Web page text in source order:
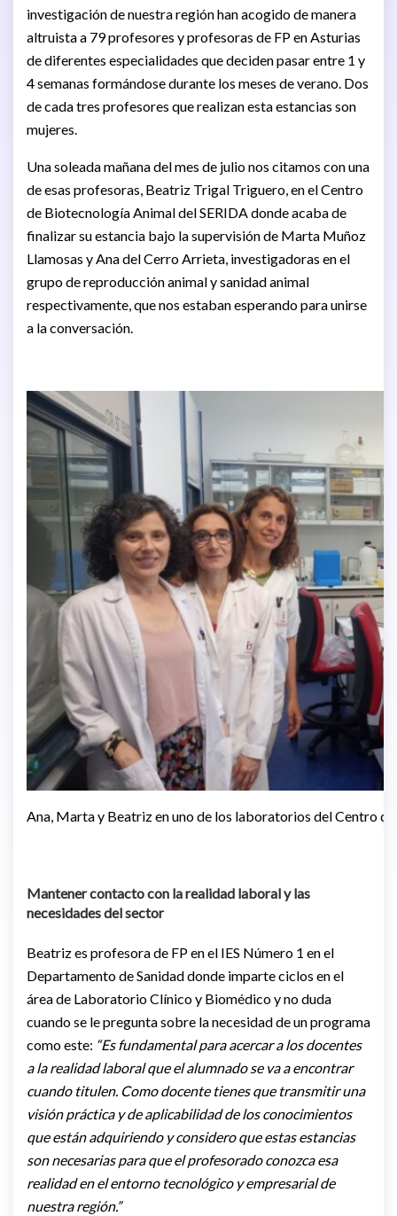
investigación de nuestra región han acogido de manera
altruista a 79 profesores y profesoras de FP en Asturias
de diferentes especialidades que deciden pasar entre 1 y
4 semanas formándose durante los meses de verano. Dos
de cada tres profesores que realizan esta estancias son
mujeres.
Una soleada mañana del mes de julio nos citamos con una
de esas profesoras, Beatriz Trigal Triguero, en el Centro
de Biotecnología Animal del SERIDA donde acaba de
finalizar su estancia bajo la supervisión de Marta Muñoz
Llamosas y Ana del Cerro Arrieta, investigadoras en el
grupo de reproducción animal y sanidad animal
respectivamente, que nos estaban esperando para unirse
a la conversación.
Ana, Marta y Beatriz en uno de los laboratorios del Centro
Mantener contacto con la realidad laboral y las
necesidades del sector
Beatriz es profesora de FP en el IES Número 1 en el
Departamento de Sanidad donde imparte ciclos en el
área de Laboratorio Clínico y Biomédico y no duda
cuando se le pregunta sobre la necesidad de un programa
como este: “Es fundamental para acercar a los docentes
a la realidad laboral que el alumnado se va a encontrar
cuando titulen. Como docente tienes que transmitir una
visión práctica y de aplicabilidad de los conocimientos
que están adquiriendo y considero que estas estancias
son necesarias para que el profesorado conozca esa
realidad en el entorno tecnológico y empresarial de
nuestra región.”